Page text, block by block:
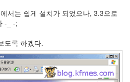
서는 쉽게 설치가 되었으나, 3.3으로
-_ -;
도록 하겠다.